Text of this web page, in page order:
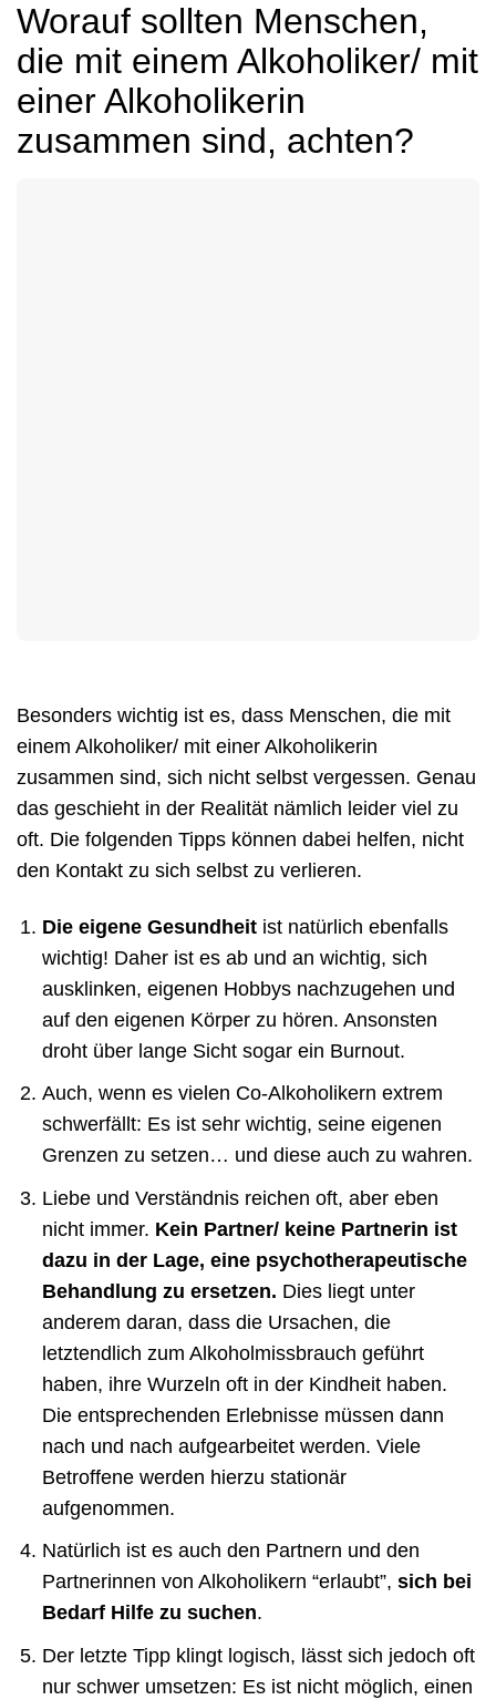
Worauf sollten Menschen,
die mit einem Alkoholiker/ mit
einer Alkoholikerin
zusammen sind, achten?
Besonders wichtig ist es, dass Menschen, die mit
einem Alkoholiker/ mit einer Alkoholikerin
zusammen sind, sich nicht selbst vergessen. Genau
das geschieht in der Realität nämlich leider viel zu
oft. Die folgenden Tipps können dabei helfen, nicht
den Kontakt zu sich selbst zu verlieren.
Die eigene Gesundheitist natürlich ebenfalls
wichtig! Daher ist es ab und an wichtig, sich
ausklinken, eigenen Hobbys nachzugehen und
auf den eigenen Körper zu hören. Ansonsten
droht über lange Sicht sogar ein Burnout.
Auch, wenn es vielen Co-Alkoholikern extrem
schwerfällt: Es ist sehr wichtig, seine eigenen
Grenzen zu setzen… und diese auch zu wahren.
Liebe und Verständnis reichen oft, aber eben
nicht immer. Kein Partner/ keine Partnerin ist
dazu in der Lage, eine psychotherapeutische
Behandlung zu ersetzen. Dies liegt unter
anderem daran, dass die Ursachen, die
letztendlich zum Alkoholmissbrauch geführt
haben, ihre Wurzeln oft in der Kindheit haben.
Die entsprechenden Erlebnisse müssen dann
nach und nach aufgearbeitet werden. Viele
Betroffene werden hierzu stationär
aufgenommen.
Natürlich ist es auch den Partnern und den
Partnerinnen von Alkoholikern “erlaubt”, sich bei
Bedarf Hilfe zu suchen.
Der letzte Tipp klingt logisch, lässt sich jedoch oft
nur schwer umsetzen: Es ist nicht möglich, einen